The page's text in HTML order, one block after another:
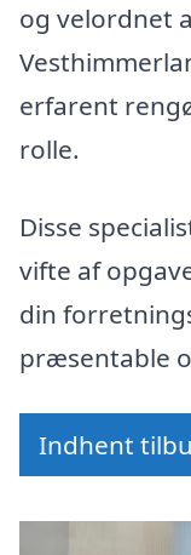
og velordnet
erfarent
rolle.
Disse
vifte af
din
præsentable
Indhent